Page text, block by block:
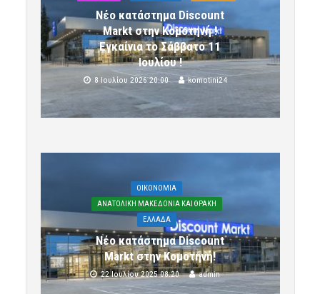
Νέο κατάστημα Discount
Markt στην Κομοτηνή !
Εγκαίνια το Σάββατο 11
Ιουλίου !
8 Ιουλίου 2026 20:00 komotini24
OIKONOMIA
ΑΝΑΤΟΛΙΚΗ ΜΑΚΕΔΟΝΙΑ ΚΑΙ ΘΡΑΚΗ
ΕΛΛΑΔΑ
Νέο κατάστημα Discount
Markt στην Κομοτηνή!
22 Ιουλίου 2025 08:20 admin